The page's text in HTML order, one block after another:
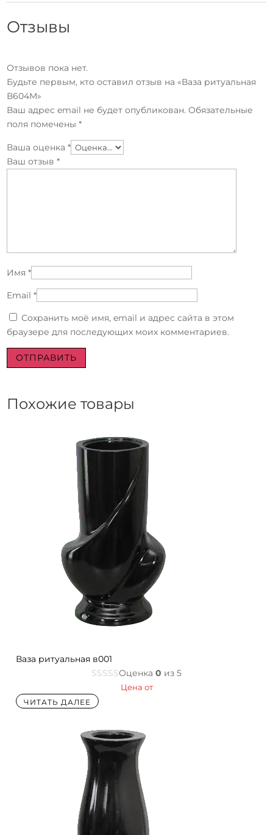
Отзывы
Отзывов пока нет.
Будьте первым, кто оставил отзыв на «Ваза ритуальная
В604М»
Ваш адрес email не будет опубликован. Обязательные
поля помечены*
Ваша оценка*
Ваш отзыв*
Имя*
Email*
Сохранить моё имя, email и адрес сайта в этом
браузере для последующих моих комментариев.
Похожие товары
Ваза ритуальная в001
Оценка 0 из 5
Цена от
ЧИТАТЬ ДАЛЕЕ